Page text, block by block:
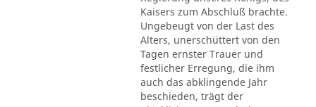
Kaisers zum Abschluß brachte.
Ungebeugt von der Last des
Alters, unerschüttert von den
Tagen ernster Trauer und
festlicher Erregung, die ihm
auch das abklingende Jahr
beschieden, trägt der